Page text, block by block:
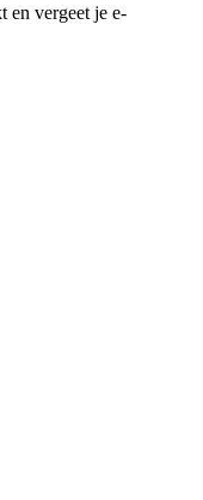
en vergeet je e-